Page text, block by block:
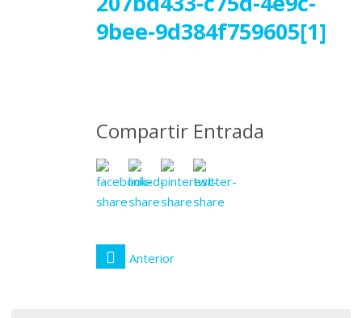
9bee-9d384f759605[1]
Compartir Entrada
Anterior